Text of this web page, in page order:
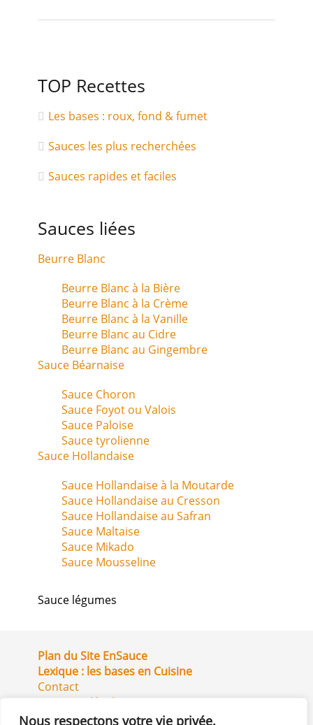
Nous respectons votre vie privée.
TOP Recettes
Les bases : roux, fond & fumet
Sauces les plus recherchées
Sauces rapides et faciles
Sauces liées
Beurre Blanc
Beurre Blanc à la Bière
Beurre Blanc à la Crème
Beurre Blanc à la Vanille
Beurre Blanc au Cidre
Beurre Blanc au Gingembre
Sauce Béarnaise
Sauce Choron
Sauce Foyot ou Valois
Sauce Paloise
Sauce tyrolienne
Sauce Hollandaise
Sauce Hollandaise à la Moutarde
Sauce Hollandaise au Cresson
Sauce Hollandaise au Safran
Sauce Maltaise
Sauce Mikado
Sauce Mousseline
Sauce légumes
Plan du Site EnSauce
Lexique : les bases en Cuisine
Contact
Mentions légales
Site partenaire QuelleCuisson.com